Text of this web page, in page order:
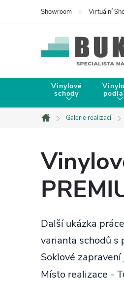
Showroom Virtuální
Vinylové
schody
Domů
Galerie realizací
Další ukázka
varianta schodů s
Soklové
Místo realizace -